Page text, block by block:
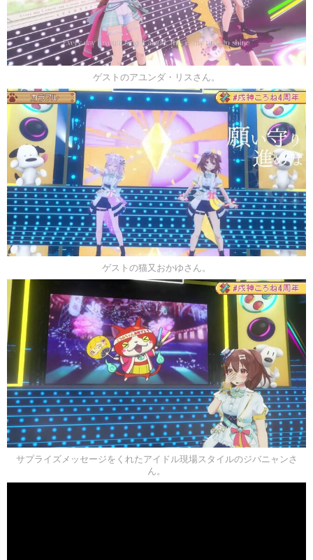
ゲストのアユンダ・リスさん。
ゲストの猫又おかゆさん。
サプライズメッセージをくれたアイドル現場スタイルのジバニャンさ
ん。